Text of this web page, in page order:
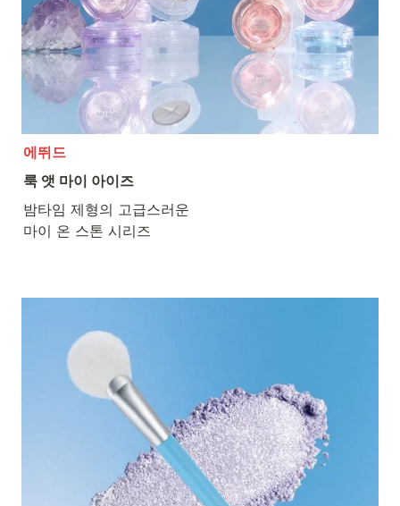
에뛰드
룩 앳 마이 아이즈
밤타임 제형의 고급스러운
마이 온 스톤 시리즈